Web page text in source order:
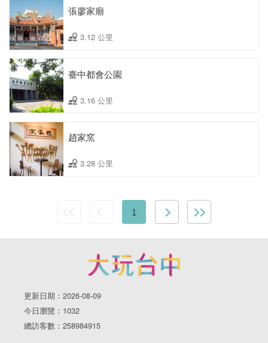
張廖家廟
3.12 公里
臺中都會公園
3.16 公里
趙家窯
3.28 公里
1
更新日期：2026-08-09
今日瀏覽：1032
總訪客數：258984915